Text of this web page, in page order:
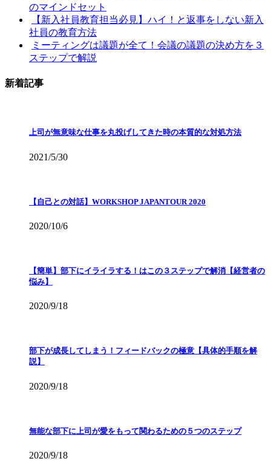
のマインドセット
【新入社員教育担当必見】ハイ！と返事をしない新入
社員の教育方法
ミーティングは議題が全て！会議の議題の決め方を３
ステップで解説
新着記事
上司が無意味な仕事を丸投げしてきた時の本質的な対処方法
2021/5/30
【自己との対話】WORKSHOP JAPANTOUR 2020
2020/10/6
【簡単】部下にイライラする！はこの３ステップで解消【経営者の
悩み】
2020/9/18
部下が成長してしまう！フィードバックの極意【具体的手順を解
説】
2020/9/18
無能な部下に上司が愛をもって関わるための５つのステップ
2020/9/18